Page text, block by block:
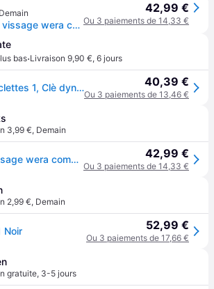
Demain
Jeu d outils de vissage wera compact 14 pieces
42,99 €
Ou 3 paiements de 14,33 €
bas·Livraison 9,90 €, 6 jours
Ensemble de bicyclettes 1, Clè dynamométrique 40,39 €
Ou 3 paiements de 13,46 €
3,99 €, Demain
Jeu d outils de vissage wera compact 14 pieces 42,99 €
Ou 3 paiements de 14,33 €
2,99 €, Demain
Noir 52,99 €
Ou 3 paiements de 17,66 €
gratuite, 3-5 jours